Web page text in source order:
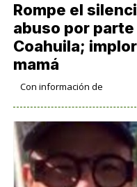
Rompe el
abuso por
Coahuila;
mamá
Con información de